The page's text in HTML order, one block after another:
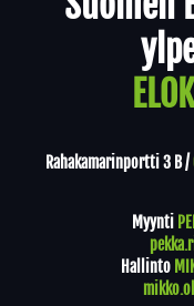
Rahakamarinportti 3 B /
Myynti
Hallinto